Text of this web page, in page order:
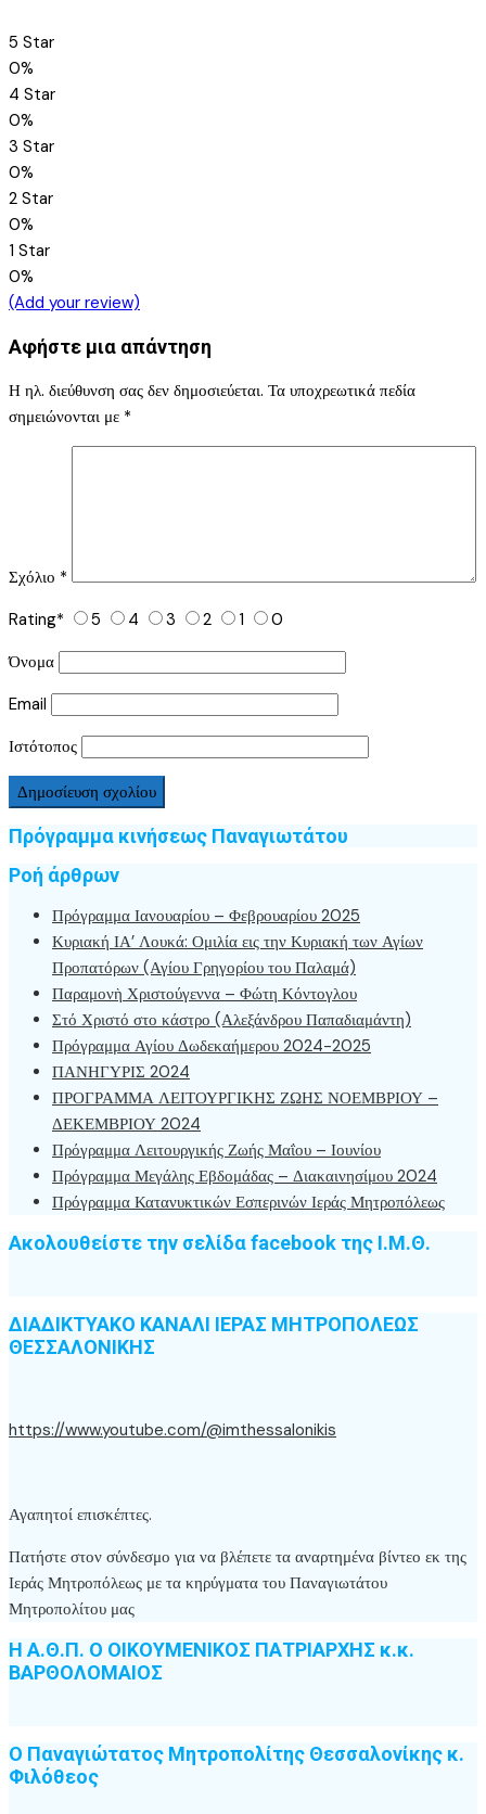
5 Star
0%
4 Star
0%
3 Star
0%
2 Star
0%
1 Star
0%
(Add your review)
Αφήστε μια απάντηση
Η ηλ. διεύθυνση σας δεν δημοσιεύεται. Τα υποχρεωτικά πεδία
σημειώνονται με *
Σχόλιο *
Rating* 5 4 3 2 1
0
Όνομα
Email
Ιστότοπος
Πρόγραμμα κινήσεως Παναγιωτάτου
Ροή άρθρων
Πρόγραμμα Ιανουαρίου – Φεβρουαρίου 2025
Κυριακή ΙΑ’ Λουκά: Ομιλία εις την Κυριακή των Αγίων
Προπατόρων (Αγίου Γρηγορίου του Παλαμά)
Παραμονὴ Χριστούγεννα – Φώτη Κόντογλου
Στό Χριστό στο κάστρο (Αλεξάνδρου Παπαδιαμάντη)
Πρόγραμμα Αγίου Δωδεκαήμερου 2024-2025
ΠΑΝΗΓΥΡΙΣ 2024
ΠΡΟΓΡΑΜΜΑ ΛΕΙΤΟΥΡΓΙΚΗΣ ΖΩΗΣ ΝΟΕΜΒΡΙΟΥ –
ΔΕΚΕΜΒΡΙΟΥ 2024
Πρόγραμμα Λειτουργικής Ζωής Μαΐου – Ιουνίου
Πρόγραμμα Μεγάλης Εβδομάδας – Διακαινησίμου 2024
Πρόγραμμα Κατανυκτικών Εσπερινών Ιεράς Μητροπόλεως
Ακολουθείστε την σελίδα facebook της Ι.Μ.Θ.
ΔΙΑΔΙΚΤΥΑΚΟ ΚΑΝΑΛΙ ΙΕΡΑΣ ΜΗΤΡΟΠΟΛΕΩΣ
ΘΕΣΣΑΛΟΝΙΚΗΣ
https://www.youtube.com/@imthessalonikis
Αγαπητοί επισκέπτες.
Πατήστε στον σύνδεσμο για να βλέπετε τα αναρτημένα βίντεο εκ της
Ιεράς Μητροπόλεως με τα κηρύγματα του Παναγιωτάτου
Μητροπολίτου μας
Η Α.Θ.Π. Ο ΟΙΚΟΥΜΕΝΙΚΟΣ ΠΑΤΡΙΑΡΧΗΣ κ.κ.
ΒΑΡΘΟΛΟΜΑΙΟΣ
Ο Παναγιώτατος Μητροπολίτης Θεσσαλονίκης κ.
Φιλόθεος